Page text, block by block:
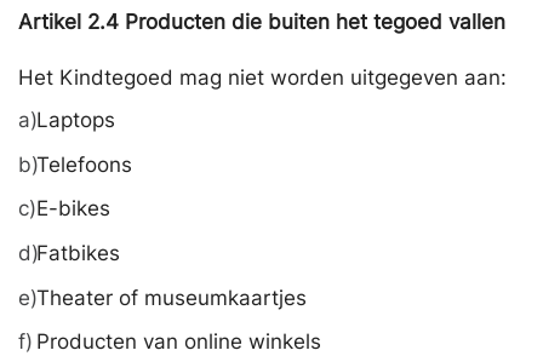
Artikel 2.4 Producten die buiten het tegoed vallen
Het Kindtegoed mag niet worden uitgegeven aan:
a)Laptops
b)Telefoons
c)E-bikes
d)Fatbikes
e)Theater of museumkaartjes
f) Producten van online winkels